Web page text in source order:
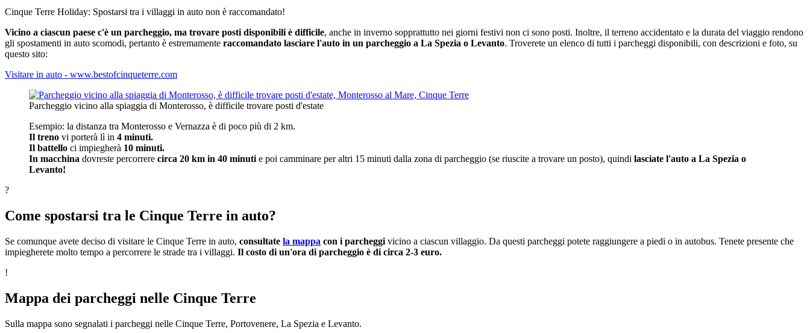
Cinque Terre Holiday: Spostarsi tra i villaggi in auto non è raccomandato!
Vicino a ciascun paese c'è un parcheggio, ma trovare posti disponibili è difficile, anche in inverno sopprattutto nei giorni festivi non ci sono posti. Inoltre, il terreno accidentato e la durata del viaggio rendono
gli spostamenti in auto scomodi, pertanto è estremamente raccomandato lasciare l'auto in un parcheggio a La Spezia o Levanto. Troverete un elenco di tutti i parcheggi disponibili, con descrizioni e foto, su
questo sito:
Visitare in auto - www.bestofcinqueterre.com
Parcheggio vicino alla spiaggia di Monterosso, è difficile trovare posti d'estate
Esempio: la distanza tra Monterosso e Vernazza è di poco più di 2 km.
Il treno vi porterà lì in 4 minuti.
Il battello ci impiegherà 10 minuti.
In macchina dovreste percorrere circa 20 km in 40 minutie poi camminare per altri 15 minuti dalla zona di parcheggio (se riuscite a trovare un posto), quindi lasciate l'auto a La Spezia o
Levanto!
?
Come spostarsi tra le Cinque Terre in auto?
Se comunque avete deciso di visitare le Cinque Terre in auto, consultate la mappa con i parcheggi vicino a ciascun villaggio. Da questi parcheggi potete raggiungere a piedi o in autobus. Tenete presente che
impiegherete molto tempo a percorrere le strade tra i villaggi. Il costo di un'ora di parcheggio è di circa 2-3 euro.
!
Mappa dei parcheggi nelle Cinque Terre
Sulla mappa sono segnalati i parcheggi nelle Cinque Terre, Portovenere, La Spezia e Levanto.